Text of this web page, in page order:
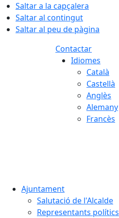
Saltar a la capçalera
Saltar al contingut
Saltar al peu de pàgina
Contactar
Idiomes
Català
Castellà
Anglès
Alemany
Francès
Ajuntament
Salutació de l'Alcalde
Representants polítics